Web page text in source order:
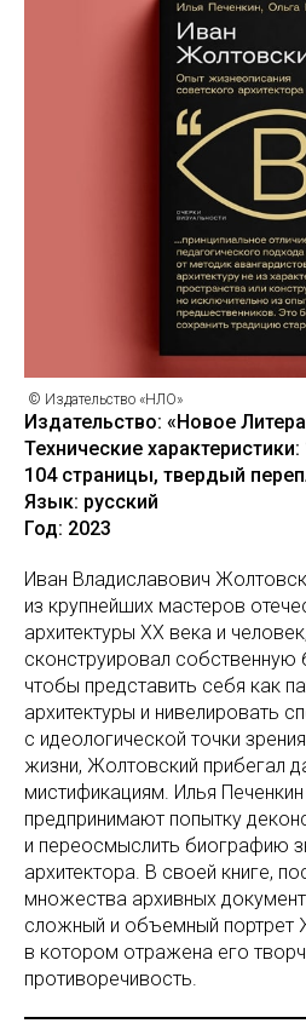
© Издательство «НЛО»
Издательство: «Новое
Технические
104 страницы, твердый
Язык: русский
Год: 2023
Иван Владиславович
из крупнейших мастеров
архитектуры XX века и
сконструировал
чтобы представить себя как
архитектуры и нивелировать
с идеологической точки
жизни, Жолтовский прибегал
мистификациям. Илья
предпринимают попытку
и переосмыслить биографию
архитектора. В своей книге,
множества архивных
сложный и объемный портрет
в котором отражена его
противоречивость.